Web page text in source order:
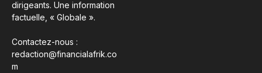
dirigeants. Une information
factuelle, « Globale ».
Contactez-nous :
redaction@financialafrik.co
m